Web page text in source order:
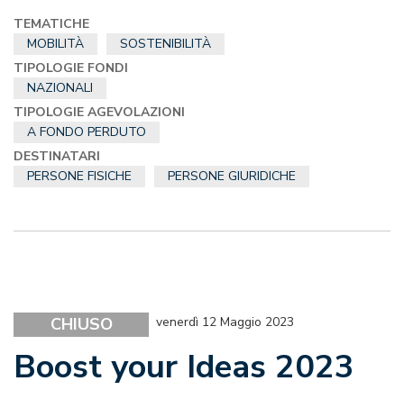
TEMATICHE
MOBILITÀ
SOSTENIBILITÀ
TIPOLOGIE FONDI
NAZIONALI
TIPOLOGIE AGEVOLAZIONI
A FONDO PERDUTO
DESTINATARI
PERSONE FISICHE
PERSONE GIURIDICHE
CHIUSO venerdì 12 Maggio 2023
Boost your Ideas 2023